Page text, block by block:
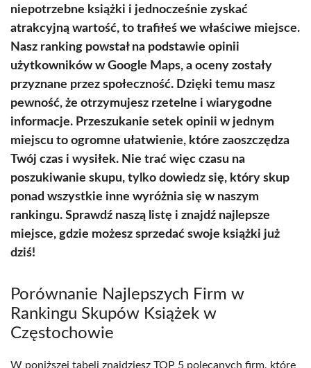
niepotrzebne książki i jednocześnie zyskać
atrakcyjną wartość, to trafiłeś we właściwe miejsce.
Nasz ranking powstał na podstawie opinii
użytkowników w Google Maps, a oceny zostały
przyznane przez społeczność. Dzięki temu masz
pewność, że otrzymujesz rzetelne i wiarygodne
informacje. Przeszukanie setek opinii w jednym
miejscu to ogromne ułatwienie, które zaoszczędza
Twój czas i wysiłek. Nie trać więc czasu na
poszukiwanie skupu, tylko dowiedz się, który skup
ponad wszystkie inne wyróżnia się w naszym
rankingu. Sprawdź naszą listę i znajdź najlepsze
miejsce, gdzie możesz sprzedać swoje książki już
dziś!
Porównanie Najlepszych Firm w
Rankingu Skupów Książek w
Częstochowie
W poniższej tabeli znajdziesz TOP 5 polecanych firm, które